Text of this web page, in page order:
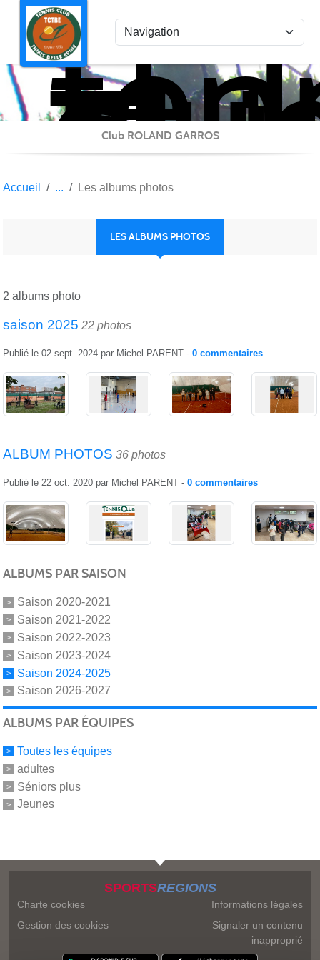
Club ROLAND GARROS
Accueil Les albums photos
LES ALBUMS PHOTOS
2 albums photo
saison 2025 22 photos
Publié le 02 sept. 2024 par Michel PARENT - 0 commentaires
ALBUM PHOTOS 36 photos
Publié le 22 oct. 2020 par Michel PARENT - 0 commentaires
ALBUMS PAR SAISON
Saison 2020-2021
Saison 2021-2022
Saison 2022-2023
Saison 2023-2024
Saison 2024-2025
Saison 2026-2027
ALBUMS PAR ÉQUIPES
Toutes les équipes
adultes
Séniors plus
Jeunes
SPORTSREGIONS
Charte cookies
Gestion des cookies
Informations légales
Signaler un contenu
inapproprié
Panneau de gestion des cookies